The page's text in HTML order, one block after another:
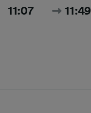
11:07 11:49